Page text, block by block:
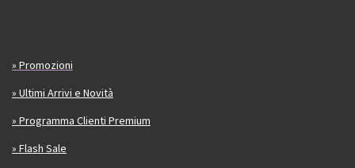
» Promozioni
» Ultimi Arrivi e Novità
» Programma Clienti Premium
» Flash Sale